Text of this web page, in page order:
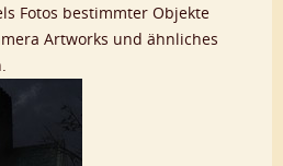
Fotos bestimmter Objekte
Artworks und ähnliches